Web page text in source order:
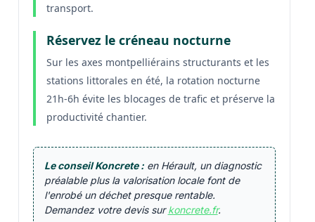
transport.
Réservez le créneau nocturne
Sur les axes montpelliérains structurants et les
stations littorales en été, la rotation nocturne
21h-6h évite les blocages de trafic et préserve la
productivité chantier.
Le conseil Koncrete :en Hérault, un diagnostic
préalable plus la valorisation locale font de
l'enrobé un déchet presque rentable.
Demandez votre devis surkoncrete.fr.